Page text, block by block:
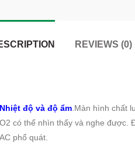
REVIEWS (0)
Nhiệt độ và độ ẩm Màn hình chất
có thể nhìn thấy và nghe
phổ quát.